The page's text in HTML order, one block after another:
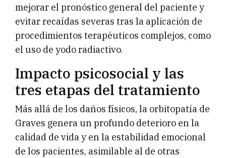
mejorar el pronóstico general del paciente y
evitar recaídas severas tras la aplicación de
procedimientos terapéuticos complejos, como
el uso de yodo radiactivo.
Impacto psicosocial y las
tres etapas del tratamiento
Más allá de los daños físicos, la orbitopatía de
Graves genera un profundo deterioro en la
calidad de vida y en la estabilidad emocional
de los pacientes, asimilable al de otras